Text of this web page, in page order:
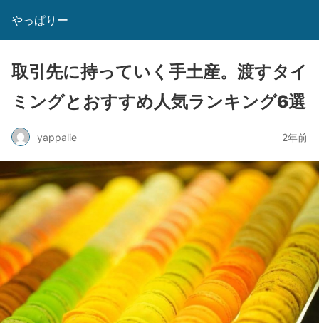
やっぱりー
取引先に持っていく手土産。渡すタイ
ミングとおすすめ人気ランキング6選
yappalie 2年前